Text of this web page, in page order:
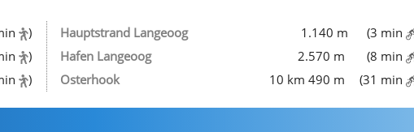
)
)
)
Hauptstrand Langeoog 1.140 m (3 min
Hafen Langeoog
2.570 m (8 min
Osterhook
10 km 490 m (31 min